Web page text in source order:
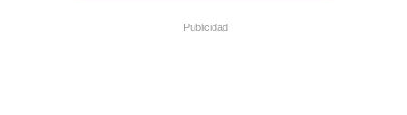
Publicidad